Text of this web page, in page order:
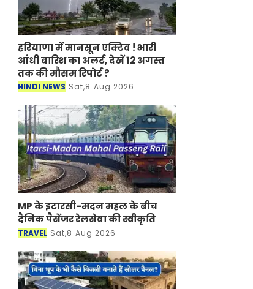
हरियाणा में मानसून एक्टिव ! भारी
आंधी बारिश का अलर्ट, देखें 12 अगस्त
तक की मौसम रिपोर्ट ?
HINDI NEWS Sat,8 Aug 2026
MP के इटारसी-मदन महल के बीच
दैनिक पैसेंजर रेलसेवा की स्वीकृति
TRAVEL Sat,8 Aug 2026